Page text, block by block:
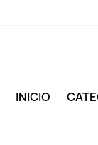
INICIO